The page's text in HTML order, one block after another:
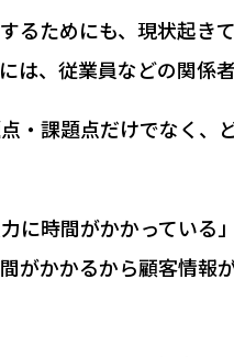
るためにも、現状起き
は、従業員などの関係
・課題点だけでなく、
に時間がかかっている
がかかるから顧客情報